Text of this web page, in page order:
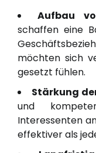
Aufbau
schaffen eine
möchten sich
gesetzt fühlen.
Stärkung
und
Interessenten
effektiver als